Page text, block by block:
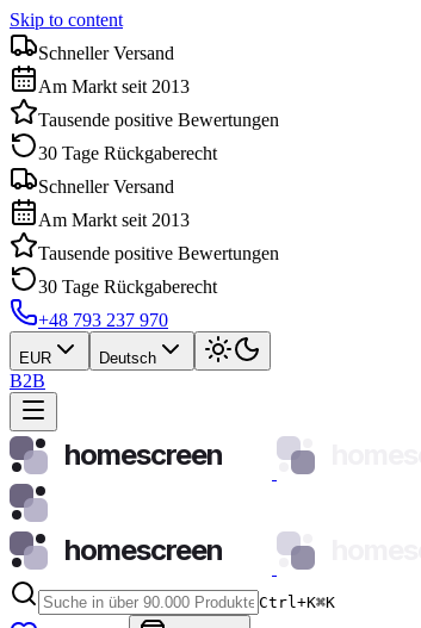
Skip to content
Schneller Versand
Am Markt seit 2013
Tausende positive Bewertungen
30 Tage Rückgaberecht
Schneller Versand
Am Markt seit 2013
Tausende positive Bewertungen
30 Tage Rückgaberecht
+48 793 237 970
EUR Deutsch
B2B
homescreen
homescreen
Ctrl+K⌘K